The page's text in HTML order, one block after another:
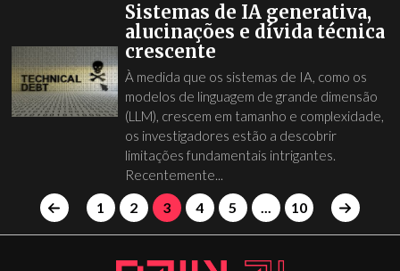
Sistemas de IA generativa,
alucinações e dívida técnica
crescente
À medida que os sistemas de IA, como os
modelos de linguagem de grande dimensão
(LLM), crescem em tamanho e complexidade,
os investigadores estão a descobrir
limitações fundamentais intrigantes.
Recentemente...
1 2 3 4 5 ... 10